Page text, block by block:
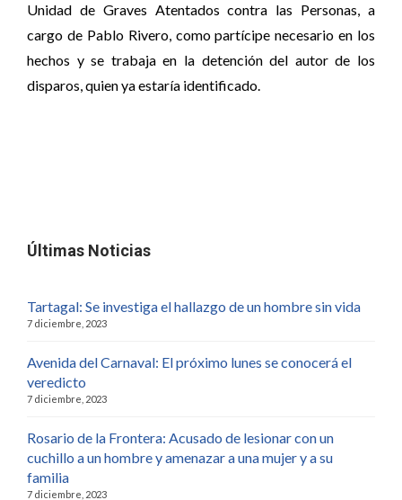
Unidad de Graves Atentados contra las Personas, a
cargo de Pablo Rivero, como partícipe necesario en los
hechos y se trabaja en la detención del autor de los
disparos, quien ya estaría identificado.
Últimas Noticias
Tartagal: Se investiga el hallazgo de un hombre sin vida
7 diciembre, 2023
Avenida del Carnaval: El próximo lunes se conocerá el
veredicto
7 diciembre, 2023
Rosario de la Frontera: Acusado de lesionar con un
cuchillo a un hombre y amenazar a una mujer y a su
familia
7 diciembre, 2023